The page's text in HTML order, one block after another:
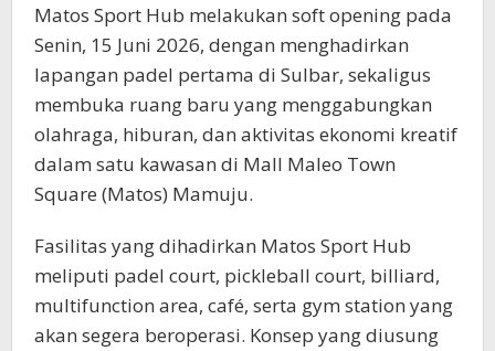
Matos Sport Hub melakukan soft opening pada
Senin, 15 Juni 2026, dengan menghadirkan
lapangan padel pertama di Sulbar, sekaligus
membuka ruang baru yang menggabungkan
olahraga, hiburan, dan aktivitas ekonomi kreatif
dalam satu kawasan di Mall Maleo Town
Square (Matos) Mamuju.
Fasilitas yang dihadirkan Matos Sport Hub
meliputi padel court, pickleball court, billiard,
multifunction area, café, serta gym station yang
akan segera beroperasi. Konsep yang diusung